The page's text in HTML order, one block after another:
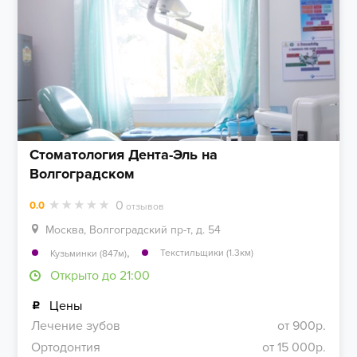
Стоматология Дента-Эль на
Волгоградском
0.0 0 отзывов
Москва, Волгоградский пр-т, д. 54
Кузьминки (847м), Текстильщики (1.3км)
Открыто до 21:00
Цены
Лечение зубов
от 900р.
Ортодонтия
от 15 000р.